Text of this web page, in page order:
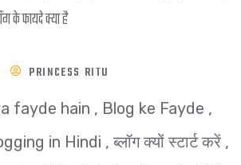
PRINCESS RITU
fayde hain , Blog ke Fayde ,
in Hindi , ब्लॉग क्यों स्टार्ट करें ,